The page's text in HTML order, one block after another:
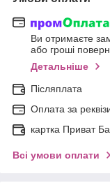
Ви отримаєте
або гроші
Детальніше
Післяплата
Оплата за
картка Приват
Всі умови оплати